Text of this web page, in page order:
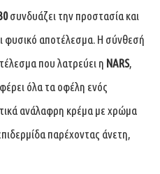
συνδυάζει την προστασία και
φυσικό αποτέλεσμα. Η σύνθεσή
που λατρεύει η NARS,
όλα τα οφέλη ενός
ανάλαφρη κρέμα με χρώμα
παρέχοντας άνετη,